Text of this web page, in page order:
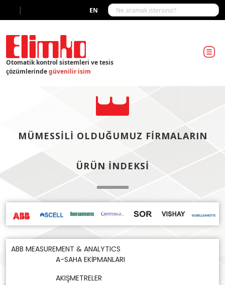
EN
|
Otomatik kontrol sistemleri ve tesis
çözümlerindegüvenilir isim
MÜMESSILI OLDUĞUMUZ FIRMALARIN
ÜRÜN İNDEKSI
ABB MEASUREMENT & ANALYTICS
A-SAHA EKİPMANLARI
AKIŞMETRELER